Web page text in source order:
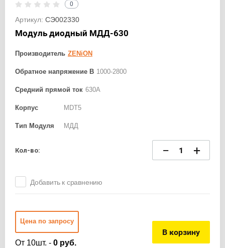
0
Артикул: СЭ002330
Модуль диодный МДД-630
Производитель ZENiON
Обратное напряжение В 1000-2800
Средний прямой ток 630А
Корпус MDT5
Тип Модуля МДД
Кол-во: − +
Добавить к сравнению
Цена по запросу
От 10шт. - 0 руб.
В корзину